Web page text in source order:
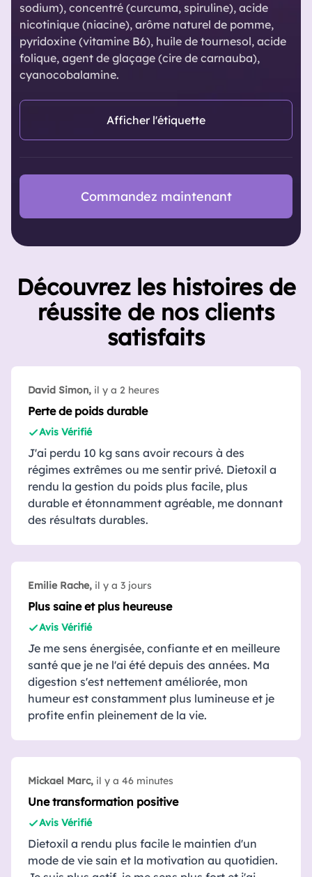
sodium), concentré (curcuma, spiruline), acide
nicotinique (niacine), arôme naturel de pomme,
pyridoxine (vitamine B6), huile de tournesol, acide
folique, agent de glaçage (cire de carnauba),
cyanocobalamine.
Afficher l'étiquette
Commandez maintenant
Découvrez les histoires de
réussite de nos clients
satisfaits
David Simon, il y a 2 heures
Perte de poids durable
Avis Vérifié
J'ai perdu 10 kg sans avoir recours à des
régimes extrêmes ou me sentir privé. Dietoxil a
rendu la gestion du poids plus facile, plus
durable et étonnamment agréable, me donnant
des résultats durables.
Emilie Rache, il y a 3 jours
Plus saine et plus heureuse
Avis Vérifié
Je me sens énergisée, confiante et en meilleure
santé que je ne l'ai été depuis des années. Ma
digestion s'est nettement améliorée, mon
humeur est constamment plus lumineuse et je
profite enfin pleinement de la vie.
Mickael Marc, il y a 46 minutes
Une transformation positive
Avis Vérifié
Dietoxil a rendu plus facile le maintien d'un
mode de vie sain et la motivation au quotidien.